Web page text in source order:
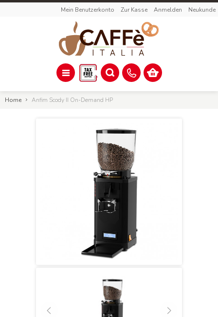
Mein Benutzerkonto Zur Kasse Anmelden Neukunde
Home Anfim Scody II On-Demand HP